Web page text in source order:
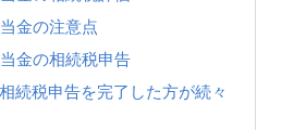
金の注意点
金の相続税申告
続税申告を完了した方が続々